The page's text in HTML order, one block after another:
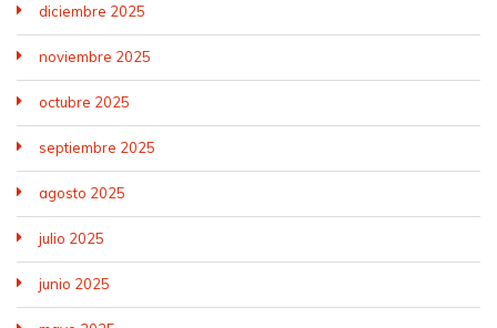
diciembre 2025
noviembre 2025
octubre 2025
septiembre 2025
agosto 2025
julio 2025
junio 2025